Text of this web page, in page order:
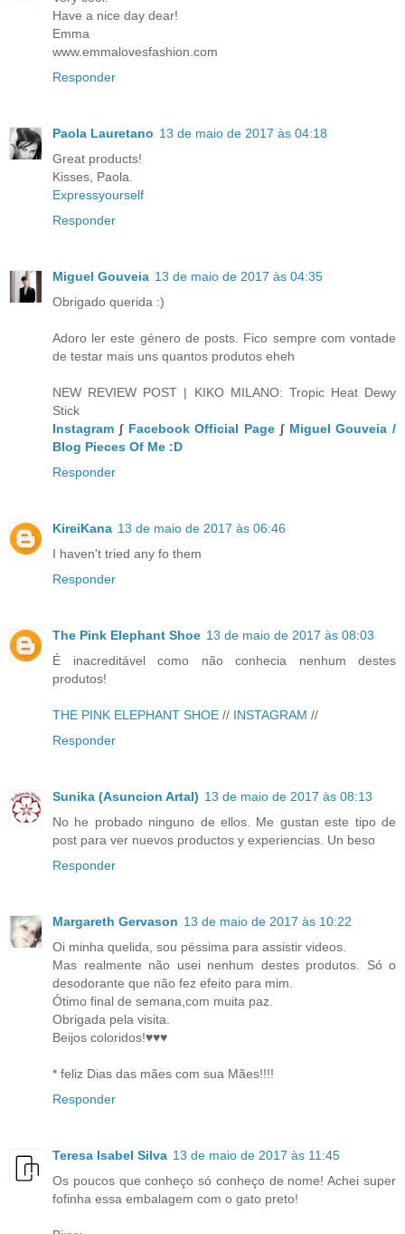
Have a nice day dear!
Emma
www.emmalovesfashion.com
Responder
Paola Lauretano 13 de maio de 2017 às 04:18
Great products!
Kisses, Paola.
Expressyourself
Responder
Miguel Gouveia 13 de maio de 2017 às 04:35
Obrigado querida :)
Adoro ler este género de posts. Fico sempre com vontade
de testar mais uns quantos produtos eheh
NEW REVIEW POST | KIKO MILANO: Tropic Heat Dewy
Stick
Instagram ∫ Facebook Official Page ∫ Miguel Gouveia /
Blog Pieces Of Me :D
Responder
KireiKana 13 de maio de 2017 às 06:46
I haven't tried any fo them
Responder
The Pink Elephant Shoe 13 de maio de 2017 às 08:03
É inacreditável como não conhecia nenhum destes
produtos!
THE PINK ELEPHANT SHOE // INSTAGRAM //
Responder
Sunika (Asuncion Artal) 13 de maio de 2017 às 08:13
No he probado ninguno de ellos. Me gustan este tipo de
post para ver nuevos productos y experiencias. Un beso
Responder
Margareth Gervason 13 de maio de 2017 às 10:22
Oi minha quelida, sou péssima para assistir videos.
Mas realmente não usei nenhum destes produtos. Só o
desodorante que não fez efeito para mim.
Ótimo final de semana,com muita paz.
Obrigada pela visita.
Beijos coloridos!♥♥♥
* feliz Dias das mães com sua Mães!!!!
Responder
Teresa Isabel Silva 13 de maio de 2017 às 11:45
Os poucos que conheço só conheço de nome! Achei super
fofinha essa embalagem com o gato preto!